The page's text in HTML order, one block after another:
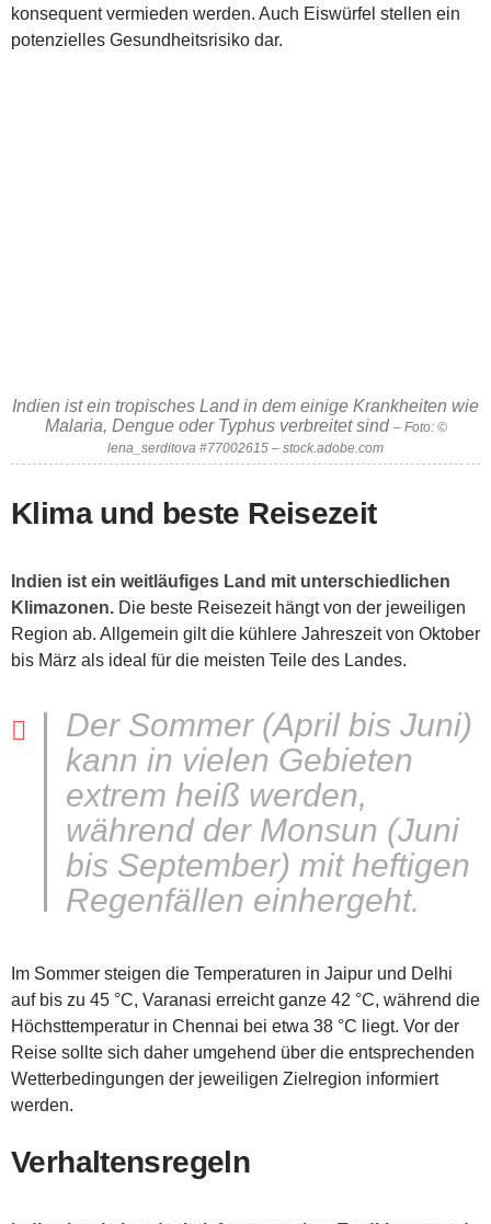
konsequent vermieden werden. Auch Eiswürfel stellen ein
potenzielles Gesundheitsrisiko dar.
Indien ist ein tropisches Land in dem einige Krankheiten wie
Malaria, Dengue oder Typhus verbreitet sind – Foto: ©
lena_serditova #77002615 – stock.adobe.com
Klima und beste Reisezeit
Indien ist ein weitläufiges Land mit unterschiedlichen
Klimazonen. Die beste Reisezeit hängt von der jeweiligen
Region ab. Allgemein gilt die kühlere Jahreszeit von Oktober
bis März als ideal für die meisten Teile des Landes.
Der Sommer (April bis Juni)
kann in vielen Gebieten
extrem heiß werden,
während der Monsun (Juni
bis September) mit heftigen
Regenfällen einhergeht.
Im Sommer steigen die Temperaturen in Jaipur und Delhi
auf bis zu 45 °C, Varanasi erreicht ganze 42 °C, während die
Höchsttemperatur in Chennai bei etwa 38 °C liegt. Vor der
Reise sollte sich daher umgehend über die entsprechenden
Wetterbedingungen der jeweiligen Zielregion informiert
werden.
Verhaltensregeln